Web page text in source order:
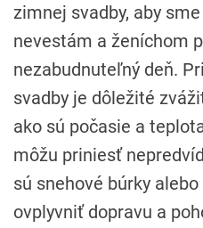
zimnej svadby, aby
nevestám a ženíchom
nezabudnuteľný deň.
svadby je dôležité
ako sú počasie a
môžu priniesť
sú snehové búrky
ovplyvniť dopravu a